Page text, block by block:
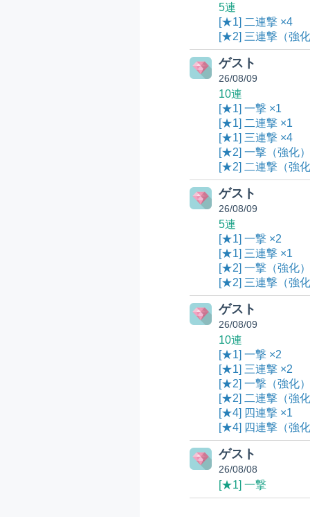
5連
[★1] 二連撃 ×4
[★2] 三連撃（強
ゲスト
26/08/09
10連
[★1] 一撃 ×1
[★1] 二連撃 ×1
[★1] 三連撃 ×4
[★2] 一撃（強化
[★2] 二連撃（強
ゲスト
26/08/09
5連
[★1] 一撃 ×2
[★1] 三連撃 ×1
[★2] 一撃（強化
[★2] 三連撃（強
ゲスト
26/08/09
10連
[★1] 一撃 ×2
[★1] 三連撃 ×2
[★2] 一撃（強化
[★2] 二連撃（強
[★4] 四連撃 ×1
[★4] 四連撃（強
ゲスト
26/08/08
[★1] 一撃